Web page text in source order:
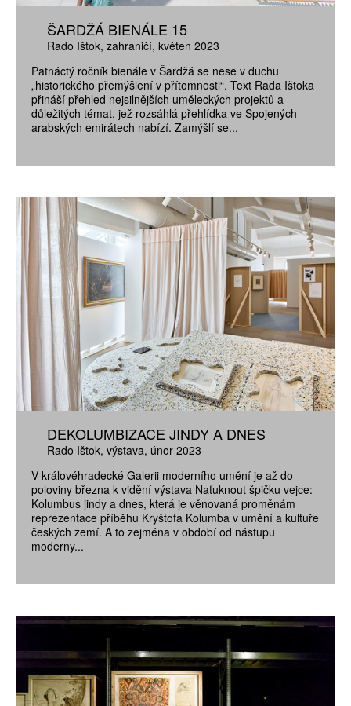
ŠARDŽÁ BIENÁLE 15
Rado Ištok zahraničí květen 2023
Patnáctý ročník bienále v Šardžá se nese v duchu
„historického přemýšlení v přítomnosti“. Text Rada Ištoka
přináší přehled nejsilnějších uměleckých projektů a
důležitých témat, jež rozsáhlá přehlídka ve Spojených
arabských emirátech nabízí. Zamýšlí se...
DEKOLUMBIZACE JINDY A DNES
Rado Ištok výstava únor 2023
V královéhradecké Galerii moderního umění je až do
poloviny března k vidění výstava Naťuknout špičku vejce:
Kolumbus jindy a dnes, která je věnovaná proměnám
reprezentace příběhu Kryštofa Kolumba v umění a kultuře
českých zemí. A to zejména v období od nástupu
moderny...